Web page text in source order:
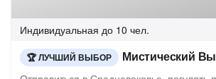
Индивидуальная до 10 чел.
ЛУЧШИЙ ВЫБОР Мистический